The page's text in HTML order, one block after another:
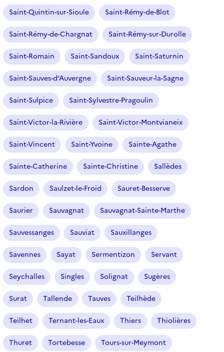
Saint-Quintin-sur-Sioule Saint-Rémy-de-Blot
Saint-Rémy-de-Chargnat Saint-Rémy-sur-Durolle
Saint-Romain Saint-Sandoux Saint-Saturnin
Saint-Sauves-d’Auvergne Saint-Sauveur-la-Sagne
Saint-Sulpice Saint-Sylvestre-Pragoulin
Saint-Victor-la-Rivière Saint-Victor-Montvianeix
Saint-Vincent Saint-Yvoine Sainte-Agathe
Sainte-Catherine Sainte-Christine Sallèdes
Sardon Saulzet-le-Froid Sauret-Besserve
Saurier Sauvagnat Sauvagnat-Sainte-Marthe
Sauvessanges Sauviat Sauxillanges
Savennes Sayat Sermentizon Servant
Seychalles Singles Solignat Sugères
Surat Tallende Tauves Teilhède
Teilhet Ternant-les-Eaux Thiers Thiolières
Thuret Tortebesse Tours-sur-Meymont